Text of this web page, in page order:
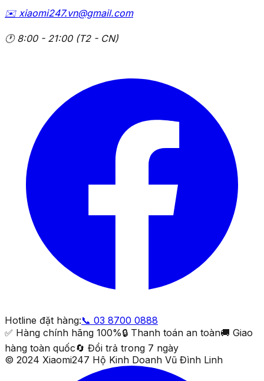
✉️ xiaomi247.vn@gmail.com
🕐 8:00 - 21:00 (T2 - CN)
Hotline đặt hàng:📞 03 8700 0888
✅ Hàng chính hãng 100%🔒 Thanh toán an toàn🚚 Giao
hàng toàn quốc🔄 Đổi trả trong 7 ngày
© 2024 Xiaomi247 Hộ Kinh Doanh Vũ Đình Linh